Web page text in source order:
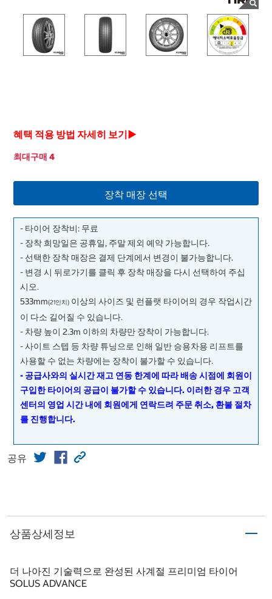
혜택 적용 방법 자세히 보기▶
최대구매 4
장착 매장 선택
- 타이어 장착비: 무료
- 장착 희망일은 공휴일, 주말 제외 예약 가능합니다.
- 선택한 장착 매장은 결제 단계에서 변경이 불가능합니다.
- 변경 시 뒤로가기를 클릭 후 장착 매장을 다시 선택하여 주십
시오.
533mm(21인치) 이상의 사이즈 및 런플랫 타이어의 경우 작업시간
이 다소 길어질 수 있습니다.
- 차량 높이 2.3m 이하의 차량만 장착이 가능합니다.
- 사이트 스텝 등 차량 튜닝으로 인해 일반 승용차용 리프트를
사용할 수 없는 차량에는 장착이 불가할 수 있습니다.
- 공급사와의 실시간 재고 연동 한계에 따라 배송 시점에 회원이
구입한 타이어의 공급이 불가할 수 있습니다. 이러한 경우 고객
센터의 영업 시간 내에 회원에게 연락드려 주문 취소, 환불 절차
를 진행합니다.
공유
상품상세정보
더 나아진 기술력으로 완성된 사계절 프리미엄 타이어
SOLUS ADVANCE